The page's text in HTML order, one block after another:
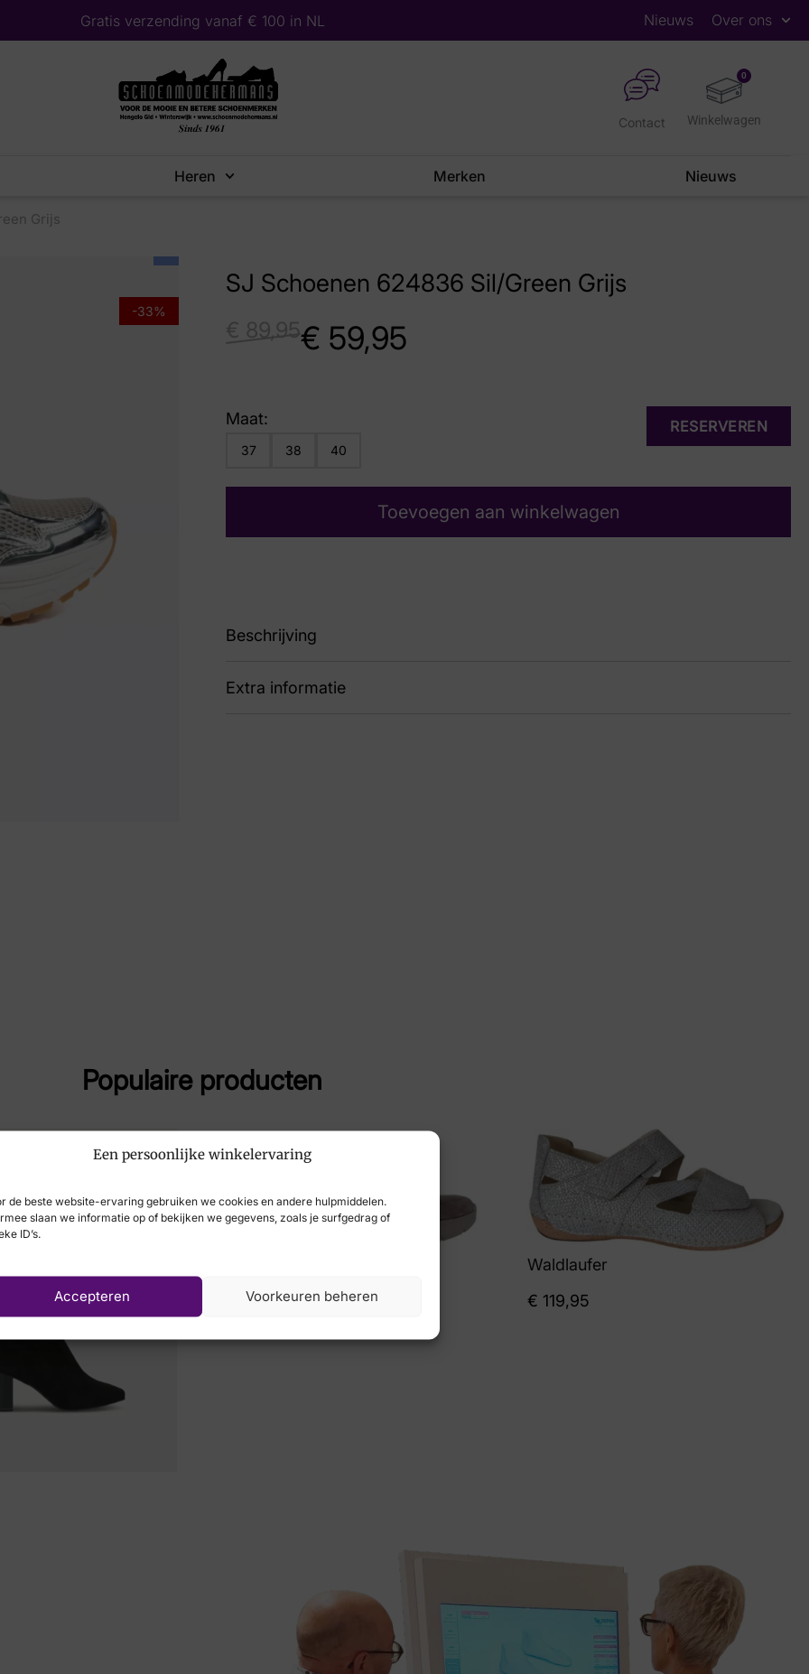
Een persoonlijke winkelervaring
de beste website-ervaring gebruiken we cookies en andere hulpmiddelen.
slaan we informatie op of bekijken we gegevens, zoals je surfgedrag of
ID’s.
Accepteren Voorkeuren beheren
Gratis verzending vanaf € 100 in NL Nieuws Over ons
0
Contact
Heren Merken Nieuws
Grijs
-33%
SJ Schoenen 624836 Sil/Green Grijs
89,95€ 59,95
RESERVEREN
Maat:
37 38 40
Toevoegen aan winkelwagen
Beschrijving
89 624836 Sil/Green
Extra informatie
Populaire producten
Waldlaufer
€ 119,95